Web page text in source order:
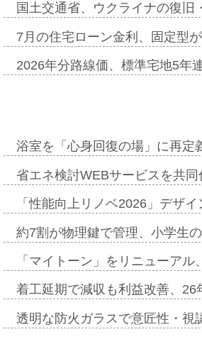
国土交通省、ウクライナの復
7月の住宅ローン金利、固定型
2026年分路線価、標準宅地5年
浴室を「心身回復の場」に再
省エネ検討WEBサービスを共
「性能向上リノベ2026」デザ
約7割が物理鍵で管理、小学生
「マイトーン」をリニューア
着工延期で減収も利益改善、
透明な防火ガラスで意匠性・